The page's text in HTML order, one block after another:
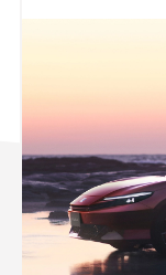
スズキ ジムニー
マツダ｜Mazda